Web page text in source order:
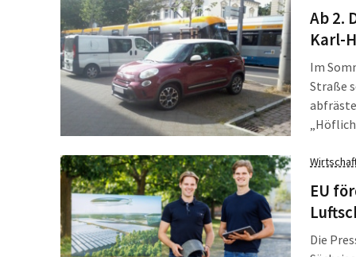
2024, in
Ab 2.
Karl-
Im
Straße
dann
EU
Die